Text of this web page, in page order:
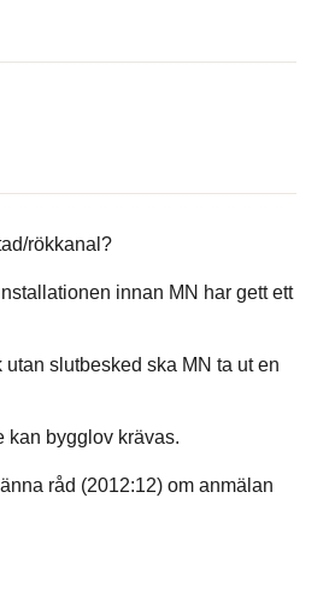
rökkanal?
innan MN har gett ett
slutbesked ska MN ta ut en
kan bygglov krävas.
råd (2012:12) om anmälan